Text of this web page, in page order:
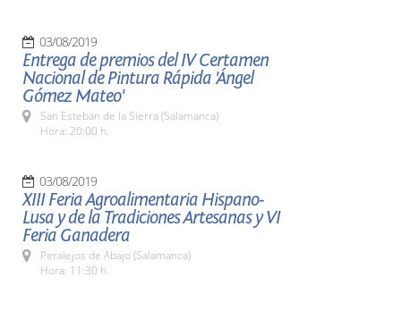
03/08/2019
Entrega de premios del IV Certamen
Nacional de Pintura Rápida 'Ángel
Gómez Mateo'
San Esteban de la Sierra (Salamanca)
Hora: 20:00 h.
03/08/2019
XIII Feria Agroalimentaria Hispano-
Lusa y de la Tradiciones Artesanas y VI
Feria Ganadera
Peralejos de Abajo (Salamanca)
Hora: 11:30 h.